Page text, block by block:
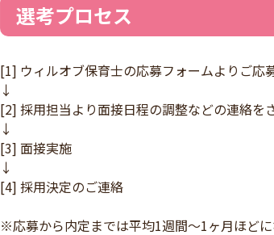
選考プロセス
[1] ウィルオブ保育士の応募フォームよりご応
↓
[2] 採用担当より面接日程の調整などの連絡を
↓
[3] 面接実施
↓
[4] 採用決定のご連絡
※応募から内定までは平均1週間～1ヶ月ほどに